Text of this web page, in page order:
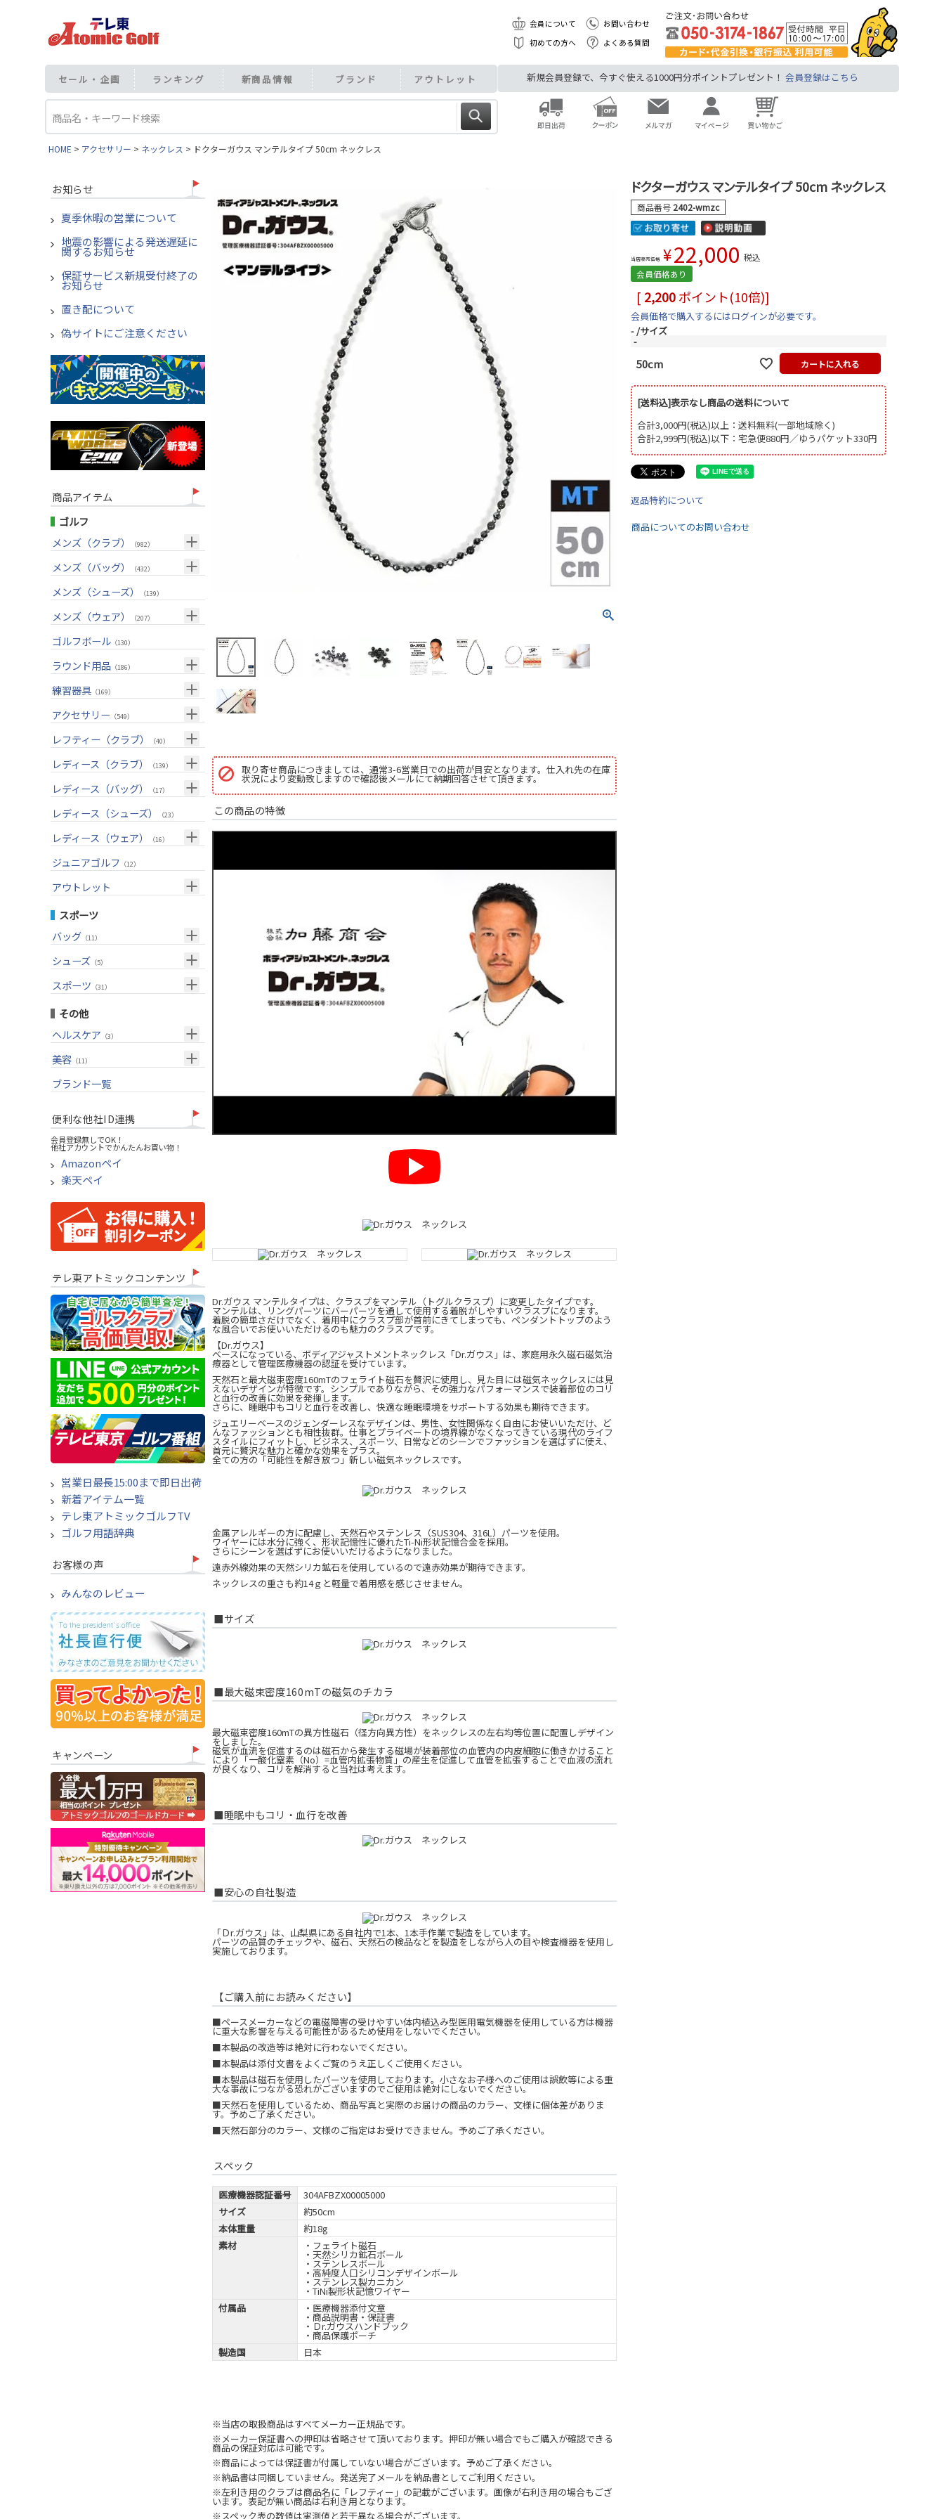
会員について
お問い合わせ
初めての方へ
よくある質問
セール・企画 ランキング 新商品情報 ブランド アウトレット 新規会員登録で、今すぐ使える1000円分ポイントプレゼント！ 会員登録はこちら
HOME アクセサリー ネックレス ドクターガウス マンテルタイプ 50cm ネックレス
お知らせ
夏季休暇の営業について
地震の影響による発送遅延に
関するお知らせ
保証サービス新規受付終了の
お知らせ
置き配について
偽サイトにご注意ください
商品アイテム
ゴルフ
メンズ（クラブ）
（982）
クラブセット(右用)（24）
ドライバー(右用)
フェアウェイウッド(右用)
ウェッジ(右用)
パター(右用)
チッパー(右用)（13）
USモデル（56）
カスタム
メンズ（バッグ） （432）
キャディバッグ（212）
ボストンバッグ
トートバッグ
メンズ（シューズ） （139）
メンズ（ウェア） （207）
トップス（55）
ボトムス（26）
アウター
グローブ
その他
ゴルフボール （130）
ラウンド用品 （186）
GPSナビ（33）
距離測定器
（20）
ネームプレート
傘
練習器具 （169）
パターマット（28）
スイング練習器 （114）
アクセサリー （549）
ヘッドカバー（213）
シューズケース （7）
トラベルケース （20）
サングラス
ネックレス
その他
シャフト（27）
グリップ（20）
レフティー（クラブ） （40）
クラブセット(左用) （1）
ドライバー(左用)（4）
フェアウェイウッド(左用)
ウェッジ(左用)
パター(左用)
USモデル
レディース（クラブ） （139）
クラブセット(女性用) （11）
ドライバー(女性用)（20）
フェアウェイウッド(女性用) （28）
ウェッジ(女性用)
パター(女性用)
チッパー(女性用)（2）
USモデル（1）
レディース（バッグ） （17）
キャディバッグ （12）
クラブケース （2）
レディース（シューズ） （23）
レディース（ウェア） （16）
トップス（5）
レインウェア
ジュニアゴルフ （12）
アウトレット
クラブセット
ドライバー
ユーティリティー
アイアンセット
アイアン単品
ウェッジ
パター
ゴルフバッグ
ゴルフシューズ
ウェア
その他
スポーツ
バッグ （11）
メンズ（10）
スーツケース
シューズ （5）
アクセサリー
スポーツ （31）
トレーニング
アウトドア
その他
ヘルスケア （3）
サポーター
美容 （11）
UVケア（11）
ブランド一覧
便利な他社ID連携
会員登録無しでOK！
他社アカウントでかんたんお買い物！
Amazonペイ
楽天ペイ
テレ東アトミックコンテンツ
営業日最長15:00まで即日出荷
新着アイテム一覧
テレ東アトミックゴルフTV
ゴルフ用語辞典
お客様の声
みんなのレビュー
キャンペーン
ドクターガウス マンテルタイプ 50cm ネックレス
商品番号2402-wmzc
当店販売価格 ¥22,000 税込
会員価格あり
[ 2,200ポイント(10倍)]
会員価格で購入するにはログインが必要です。
- サイズ
-
50cm カートに入れる
[送料込]表示なし商品の送料について
合計3,000円(税込)以上：送料無料(一部地域除く)
合計2,999円(税込)以下：宅急便880円／ゆうパケット330円
返品特約について
商品についてのお問い合わせ
取り寄せ商品につきましては、通常3-6営業日での出荷が目安となります。仕入れ先の在庫
状況により変動致しますので確認後メールにて納期回答させて頂きます。
この商品の特徴
Dr.ガウス マンテルタイプは、クラスプをマンテル（トグルクラスプ）に変更したタイプです。
マンテルは、リングパーツにバーパーツを通して使用する着脱がしやすいクラスプになります。
着脱の簡単さだけでなく、着用中にクラスプ部が首前にきてしまっても、ペンダントトップのよう
な風合いでお使いいただけるのも魅力のクラスプです。
【Dr.ガウス】
ベースになっている、ボディアジャストメントネックレス「Dr.ガウス」は、家庭用永久磁石磁気治
療器として管理医療機器の認証を受けています。
天然石と最大磁束密度160mTのフェライト磁石を贅沢に使用し、見た目には磁気ネックレスには見
えないデザインが特徴です。シンプルでありながら、その強力なパフォーマンスで装着部位のコリ
と血行の改善に効果を発揮します。
さらに、睡眠中もコリと血行を改善し、快適な睡眠環境をサポートする効果も期待できます。
ジュエリーベースのジェンダーレスなデザインは、男性、女性関係なく自由にお使いいただけ、ど
んなファッションとも相性抜群。仕事とプライベートの境界線がなくなってきている現代のライフ
スタイルにフィットし、ビジネス、スポーツ、日常などのシーンでファッションを選ばずに使え、
首元に贅沢な魅力と確かな効果をプラス。
全ての方の「可能性を解き放つ」新しい磁気ネックレスです。
金属アレルギーの方に配慮し、天然石やステンレス（SUS304、316L）パーツを使用。
ワイヤーには水分に強く、形状記憶性に優れたTi-Ni形状記憶合金を採用。
さらにシーンを選ばずにお使いいだけるようになりました。
遠赤外線効果の天然シリカ鉱石を使用しているので遠赤効果が期待できます。
ネックレスの重さも約14ｇと軽量で着用感を感じさせません。
■サイズ
■最大磁束密度160mTの磁気のチカラ
最大磁束密度160mTの異方性磁石（径方向異方性）をネックレスの左右均等位置に配置しデザイン
をしました。
磁気が血流を促進するのは磁石から発生する磁場が装着部位の血管内の内皮細胞に働きかけること
により「一酸化窒素（No）=血管内拡張物質」の産生を促進して血管を拡張することで血液の流れ
が良くなり、コリを解消すると当社は考えます。
■睡眠中もコリ・血行を改善
■安心の自社製造
「Ｄr.ガウス」は、山梨県にある自社内で1本、1本手作業で製造をしています。
パーツの品質のチェックや、磁石、天然石の検品などを製造をしながら人の目や検査機器を使用し
実施しております。
【ご購入前にお読みください】
■ペースメーカーなどの電磁障害の受けやすい体内植込み型医用電気機器を使用している方は機器
に重大な影響を与える可能性があるため使用をしないでください。
■本製品の改造等は絶対に行わないでください。
■本製品は添付文書をよくご覧のうえ正しくご使用ください。
■本製品は磁石を使用したパーツを使用しております。小さなお子様へのご使用は誤飲等による重
大な事故につながる恐れがございますのでご使用は絶対にしないでください。
■天然石を使用しているため、商品写真と実際のお届けの商品のカラー、文様に個体差がありま
す。予めご了承ください。
■天然石部分のカラー、文様のご指定はお受けできません。予めご了承ください。
スペック
医療機器認証番号
304AFBZX00005000
サイズ
約50cm
本体重量
約18g
素材
・フェライト磁石
・天然シリカ鉱石ボール
・ステンレスボール
・高純度人口シリコンデザインボール
・ステンレス製カニカン
・TiNi製形状記憶ワイヤー
付属品
・医療機器添付文章
・商品説明書・保証書
・Ｄr.ガウスハンドブック
・商品保護ポーチ
製造国
日本
※当店の取扱商品はすべてメーカー正規品です。
※メーカー保証書への押印は省略させて頂いております。押印が無い場合でもご購入が確認できる
商品の保証対応は可能です。
※商品によっては保証書が付属していない場合がございます。予めご了承ください。
※納品書は同梱していません。発送完了メールを納品書としてご利用ください。
※左利き用のクラブは商品名に「レフティー」の記載がございます。画像が右利き用の場合もござ
います。表記が無い商品は右利き用となります。
※スペック表の数値は実測値と若干異なる場合がございます。